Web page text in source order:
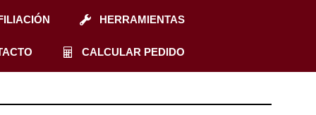
HERRAMIENTAS
CALCULAR PEDIDO